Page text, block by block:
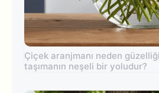
Çiçek aranjmanı neden
taşımanın neşeli bir yoludur?